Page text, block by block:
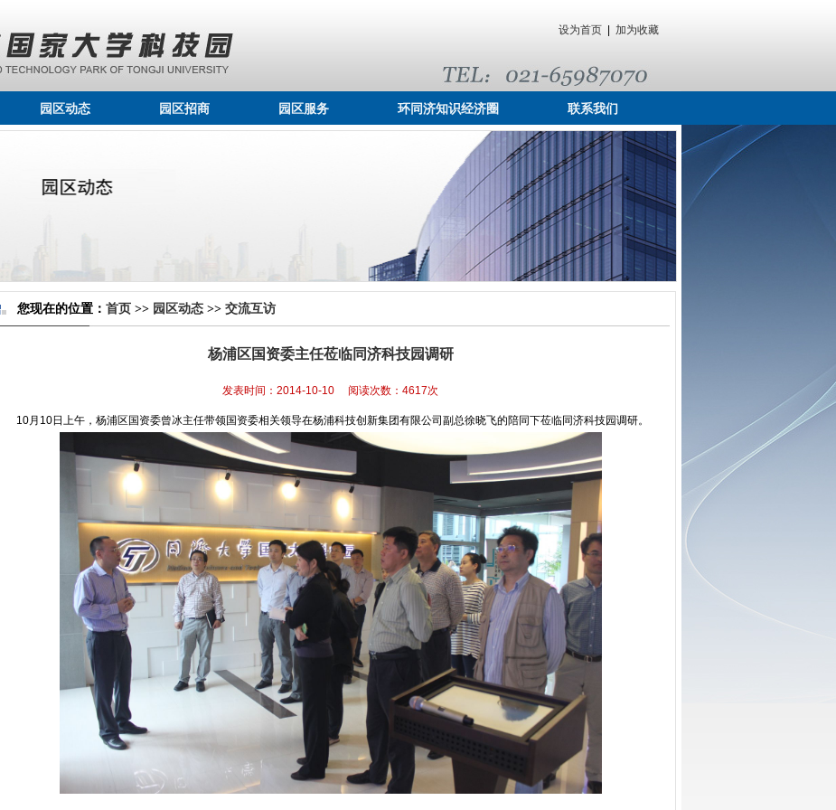
设为首页 加为收藏
园区动态 园区招商 园区服务 环同济知识经济圈 联系我们
您现在的位置： 首页 >> 园区动态 >> 交流互访
杨浦区国资委主任莅临同济科技园调研
发表时间：2014-10-10 阅读次数：4617次
10月10日上午，杨浦区国资委曾冰主任带领国资委相关领导在杨浦科技创新集团有限公司副总徐晓飞的陪同下莅临同济科技园调研。